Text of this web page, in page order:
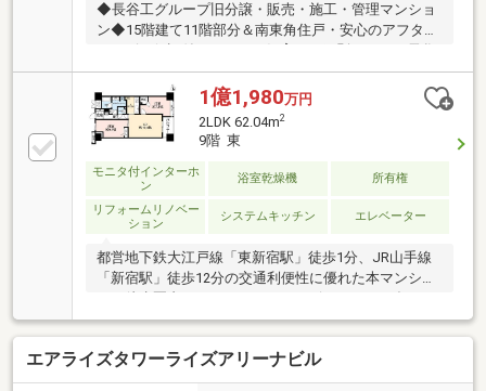
◆長谷工グループ旧分譲・販売・施工・管理マンショ
ン◆15階建て11階部分＆南東角住戸・安心のアフター
工コミュニティ・綜合警備保障による24時間有人管
理・総戸数158戸のビッグコミュニティ・フロントサ
ービス有（クリーニング対応・宅配一時預かり）【新
規リノベーション内容（2026年8月完成済）】・ユニ
きオートバス） ・システムキッチン新規交換（浄水
器付き、食洗機付き） ・洗面化粧台新規交換・トイ
レ新規交換・フローリング貼替・洗濯防水パン交換・
1億1,980万円
2LDK 62.04m2
9階 東
モニタ付インターホ
ン
浴室乾燥機 所有権
リフォームリノベー
ション
システムキッチン エレベーター
都営地下鉄大江戸線「東新宿駅」徒歩1分、JR山手線
「新宿駅」徒歩12分の交通利便性に優れた本マンショ
ン。徒歩圏内にはスーパーやコンビニ、そして多くの
飲食店がございますので生活利便性も良好です。専有
面積62.04㎡のゆとりある2LDK、そして9階部分・東向
きの明るいお部屋を是非一度お気軽にご見学ください
ー TERASS 提携住宅ローン ー 提携金利
エアライズタワーライズアリーナビル